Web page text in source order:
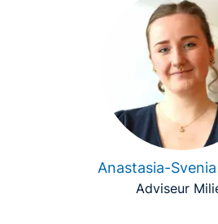
Anastasia-
Adviseur